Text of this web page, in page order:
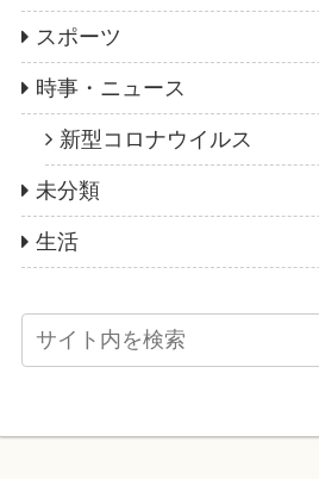
スポーツ
時事・ニュース
新型コロナウイルス
未分類
生活